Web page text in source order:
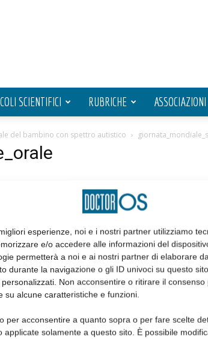
esperienze, noi e i nostri partner utilizziamo
e/o accedere alle informazioni del
permetterà a noi e ai nostri partner di elaborare
durante la navigazione o gli ID univoci su questo
Non acconsentire o ritirare il consenso
su alcune caratteristiche e funzioni.
per acconsentire a quanto sopra o per fare scelte
applicate solamente a questo sito. È possibile
SCIENTIFICI RUBRICHE ASSOCIAZIONI
del bambino con spettro autistico